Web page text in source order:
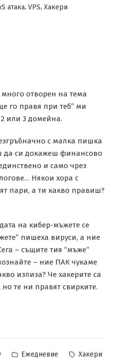
in
атака, VPS, Хакери
отворен на тема
го правя при теб” ми
или 3 домейна.
с малка пишка
да си докажеш финансово
и само чрез
Някои хора с
пари, а ти какво правиш?
на кибер-мъжете се
пишеха вируси, а ние
– същите тия “мъже”
– ние ПАК чукаме
излиза? Че хакерите са
те ни правят свирките.
Posted
Ежедневие Tags:
Хакери